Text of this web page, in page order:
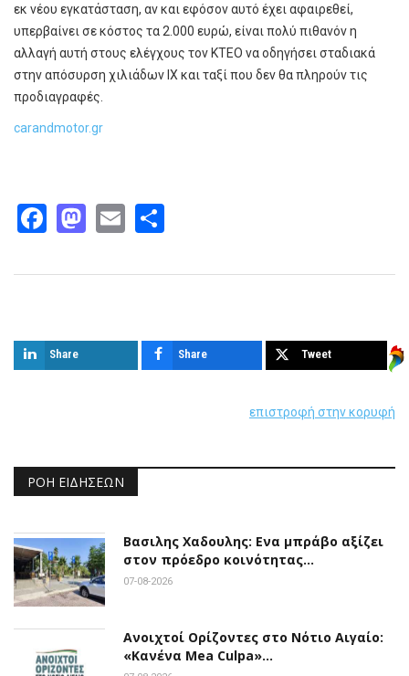
εκ νέου εγκατάσταση, αν και εφόσον αυτό έχει αφαιρεθεί,
υπερβαίνει σε κόστος τα 2.000 ευρώ, είναι πολύ πιθανόν η
αλλαγή αυτή στους ελέγχους τον ΚΤΕΟ να οδηγήσει σταδιακά
στην απόσυρση χιλιάδων ΙΧ και ταξί που δεν θα πληρούν τις
προδιαγραφές.
carandmotor.gr
Facebook
Mastodon
Email
Share Share Tweet
επιστροφή στην κορυφή
ΡΟΉ ΕΙΔΉΣΕΩΝ
Βασιλης Χαδουλης: Ενα μπράβο αξίζει
στον πρόεδρο κοινότητας…
07-08-2026
Ανοιχτοί Ορίζοντες στο Νότιο Αιγαίο:
«Κανένα Mea Culpa»…